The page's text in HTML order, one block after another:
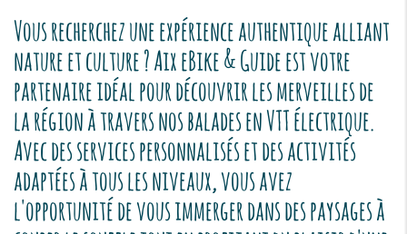
Vous recherchez une expérience authentique alliant
nature et culture ? Aix eBike & Guide est votre
partenaire idéal pour découvrir les merveilles de
la région à travers nos balades en VTT électrique.
Avec des services personnalisés et des activités
adaptées à tous les niveaux, vous avez
l'opportunité de vous immerger dans des paysages à